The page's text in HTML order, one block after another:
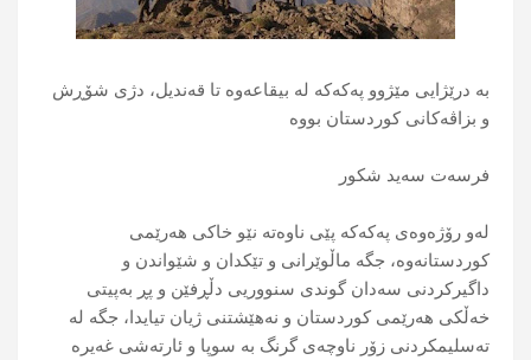
بە درێژایی مێژوو پەکەکە لە بیقاعەوە تا قەندیل، دژی شۆڕش
و بزاڤەكانی كوردستان بووە
فرسەت سەید شکور
لەو رۆژەوەی پەکەکە پێی ناوەتە نێو خاکی هەرێمی
كوردستانەوە، جگە ماڵوێرانی و تێکدان و شێواندن و
داگیرکردنی سەدان گوندی سنووریی دڵڕفێن و پڕ بەپیتی
خەڵكی هەرێمی كوردستان و نەهێشتنی ژیان تیایدا، جگە لە
تەسلیمكردنی زۆر ناوچەی گرنگ بە سوپا و ئارتەشی غەیرە